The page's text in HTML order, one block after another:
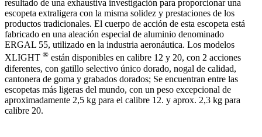
resultado de una exhaustiva investigación para proporcionar una
escopeta extraligera con la misma solidez y prestaciones de los
productos tradicionales. El cuerpo de acción de esta escopeta está
fabricado en una aleación especial de aluminio denominado
ERGAL 55, utilizado en la industria aeronáutica. Los modelos
XLIGHT ® están disponibles en calibre 12 y 20, con 2 acciones
diferentes, con gatillo selectivo único dorado, nogal de calidad,
cantonera de goma y grabados dorados; Se encuentran entre las
escopetas más ligeras del mundo, con un peso excepcional de
aproximadamente 2,5 kg para el calibre 12. y aprox. 2,3 kg para
calibre 20.